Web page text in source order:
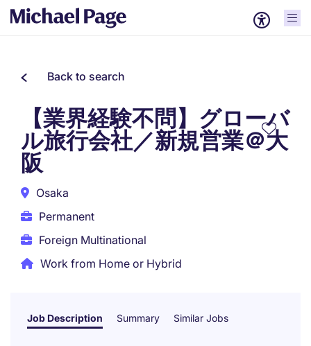
Back to search
【業界経験不問】グローバ
ル旅行会社／新規営業＠大
阪
Osaka
Permanent
Foreign Multinational
Work from Home or Hybrid
Job Description Summary Similar Jobs